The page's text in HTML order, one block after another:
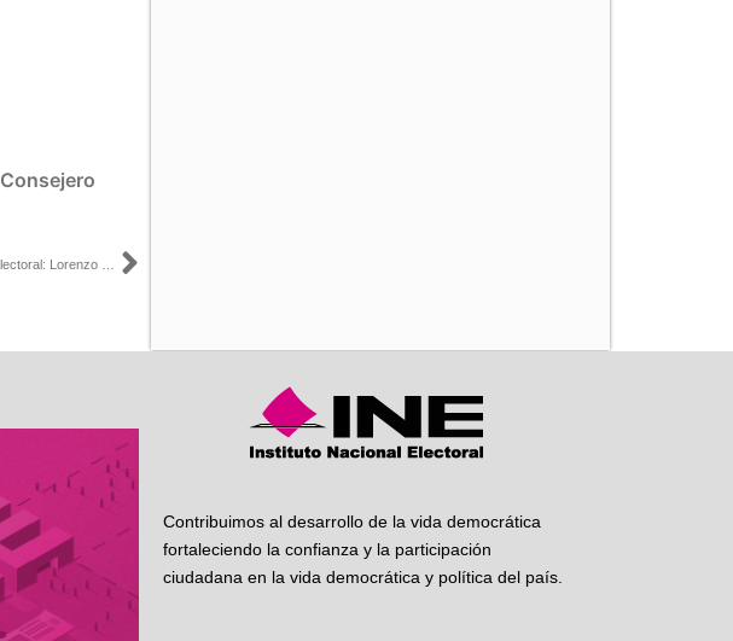
Consejero
Siguiente
Contribuimos al desarrollo de la vida democrática
fortaleciendo la confianza y la participación
ciudadana en la vida democrática y política del país.